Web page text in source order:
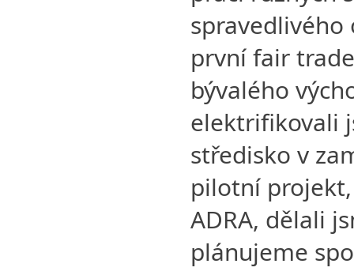
spravedlivého
první fair
bývalého
elektrifikovali
středisko v
pilotní
ADRA, dělali
plánujeme